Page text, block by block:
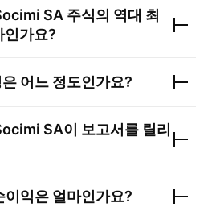
SA 주식의 역대 최
인가요?
어느 정도인가요?
SA이 보고서를 릴리
이익은 얼마인가요?